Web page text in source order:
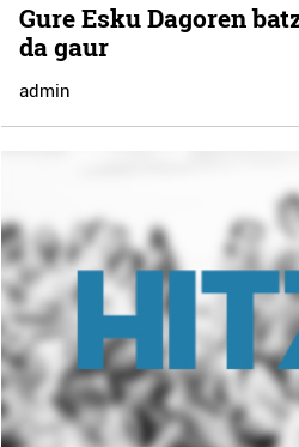
Gure Esku Dagoren
da gaur
admin